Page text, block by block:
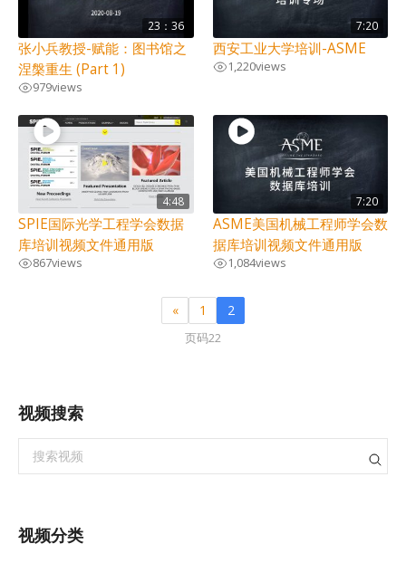
23：36
张小兵教授-赋能：图书馆之
涅槃重生 (Part 1)
979views
7:20
西安工业大学培训-ASME
1,220views
4:48
SPIE国际光学工程学会数据
库培训视频文件通用版
867views
7:20
ASME美国机械工程师学会数
据库培训视频文件通用版
1,084views
« 1 2
页码22
视频搜索
视频分类